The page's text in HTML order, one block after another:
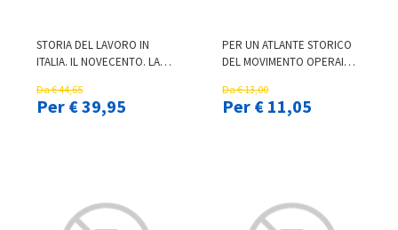
STORIA DEL LAVORO IN
ITALIA. IL NOVECENTO. LA
MIRACOLO ECONOMICO, LA
GLOBALIZZAZIONE (1945-
Da € 44,65
Per € 39,95
PER UN ATLANTE STORICO
DEL MOVIMENTO OPERAIO
Da € 13,00
Per € 11,05